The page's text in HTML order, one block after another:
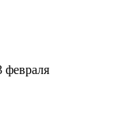
февраля